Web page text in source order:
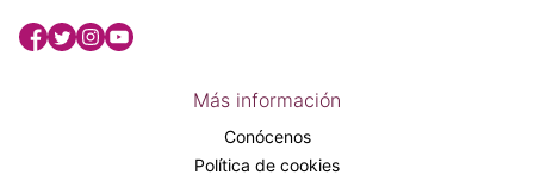
Más información
Conócenos
Política de cookies